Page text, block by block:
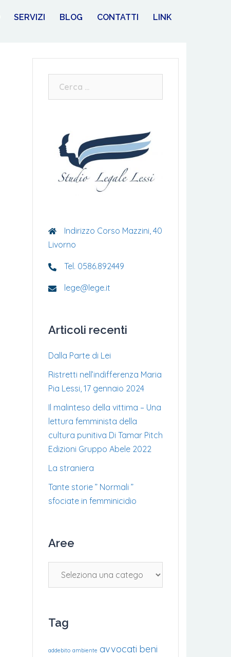
SERVIZI BLOG CONTATTI LINK
Indirizzo Corso Mazzini, 40
Livorno
Tel. 0586.892449
lege@lege.it
Articoli recenti
Dalla Parte di Lei
Ristretti nell’indifferenza Maria
Pia Lessi, 17 gennaio 2024
Il malinteso della vittima – Una
lettura femminista della
cultura punitiva Di Tamar Pitch
Edizioni Gruppo Abele 2022
La straniera
Tante storie ” Normali ”
sfociate in femminicidio
Aree
Tag
addebito ambiente avvocati beni